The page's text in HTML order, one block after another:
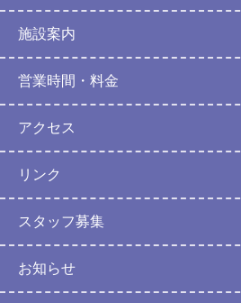
施設案内
営業時間・料金
アクセス
リンク
スタッフ募集
お知らせ